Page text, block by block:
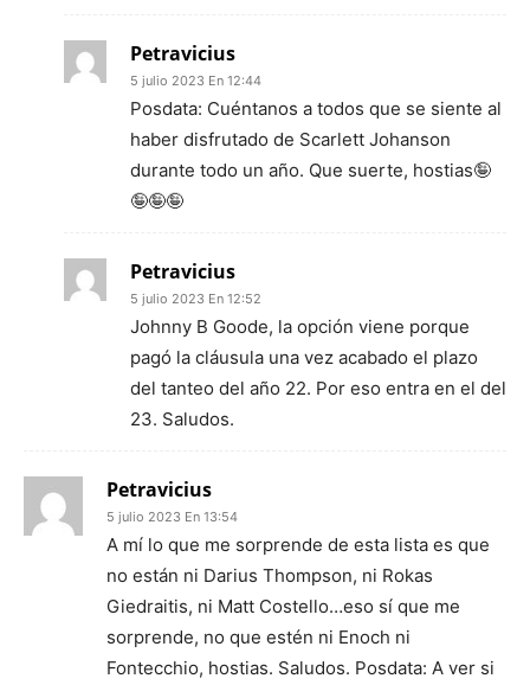
Petravicius
5 julio 2023 En 12:44
Posdata: Cuéntanos a todos que se siente al
haber disfrutado de Scarlett Johanson
durante todo un año. Que suerte, hostias🤪
🤪🤪🤪
Petravicius
5 julio 2023 En 12:52
Johnny B Goode, la opción viene porque
pagó la cláusula una vez acabado el plazo
del tanteo del año 22. Por eso entra en el del
23. Saludos.
Petravicius
5 julio 2023 En 13:54
A mí lo que me sorprende de esta lista es que
no están ni Darius Thompson, ni Rokas
Giedraitis, ni Matt Costello…eso sí que me
sorprende, no que estén ni Enoch ni
Fontecchio, hostias. Saludos. Posdata: A ver si